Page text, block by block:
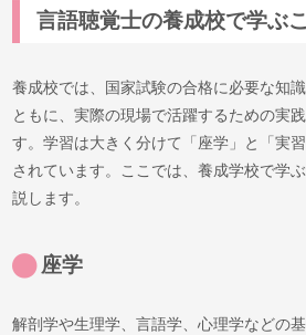
言語聴覚士の養成校で学ぶ
養成校では、国家試験の合格に必要な知
ともに、実際の現場で活躍するための実
す。学習は大きく分けて「座学」と「実
されています。ここでは、養成学校で学
説します。
座学
解剖学や生理学、言語学、心理学などの